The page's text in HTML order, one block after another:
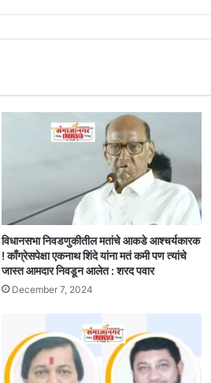
जमीन
माहिती
?
अज्ञात
माफियावर
दाखल
करून
जबाबदारी
झटकली
!!
विधानसभा निवडणुकीतील मतांचे आकडे आश्चर्यकारक
! काँग्रेसपेक्षा एकनाथ शिंदे यांना मतं कमी पण त्यांचे
जास्त आमदार निवडून आलेत : शरद पवार
December 7, 2024